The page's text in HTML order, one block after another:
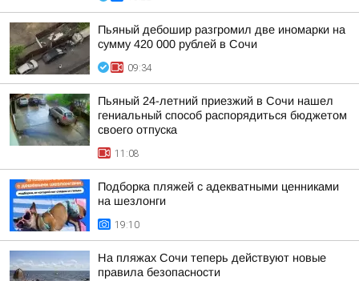
Пьяный дебошир разгромил две иномарки на
сумму 420 000 рублей в Сочи
09:34
Пьяный 24-летний приезжий в Сочи нашел
гениальный способ распорядиться бюджетом
своего отпуска
11:08
Подборка пляжей с адекватными ценниками
на шезлонги
19:10
На пляжах Сочи теперь действуют новые
правила безопасности